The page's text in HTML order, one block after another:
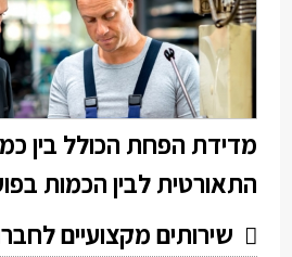
מדידת הפחת הכולל בין
התאורטית לבין הכמות
שירותים מקצועיים